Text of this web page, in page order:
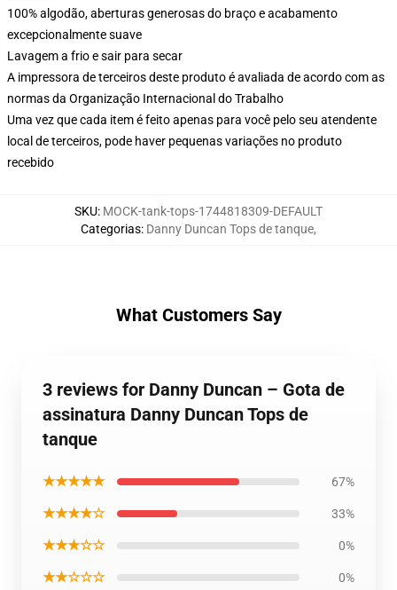
100% algodão, aberturas generosas do braço e acabamento
excepcionalmente suave
Lavagem a frio e sair para secar
A impressora de terceiros deste produto é avaliada de acordo com as
normas da Organização Internacional do Trabalho
Uma vez que cada item é feito apenas para você pelo seu atendente
local de terceiros, pode haver pequenas variações no produto
recebido
SKU: MOCK-tank-tops-1744818309-DEFAULT
Categorias: Danny Duncan Tops de tanque,
What Customers Say
3 reviews for Danny Duncan – Gota de
assinatura Danny Duncan Tops de
tanque
★★★★★ 67%
★★★★☆ 33%
★★★☆☆ 0%
★★☆☆☆ 0%